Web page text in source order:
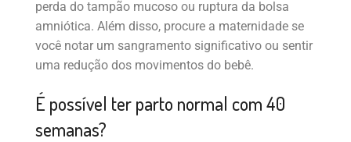
perda do tampão mucoso ou ruptura da bolsa
amniótica. Além disso, procure a maternidade se
você notar um sangramento significativo ou sentir
uma redução dos movimentos do bebê.
É possível ter parto normal com 40
semanas?